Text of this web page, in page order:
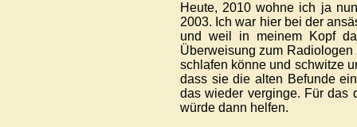
Heute, 2010 wohne ich ja
2003. Ich war hier bei der
und weil in meinem Kopf
Überweisung zum
schlafen könne und schwitze
dass sie die alten Befunde
das wieder verginge. Für das
würde dann helfen.